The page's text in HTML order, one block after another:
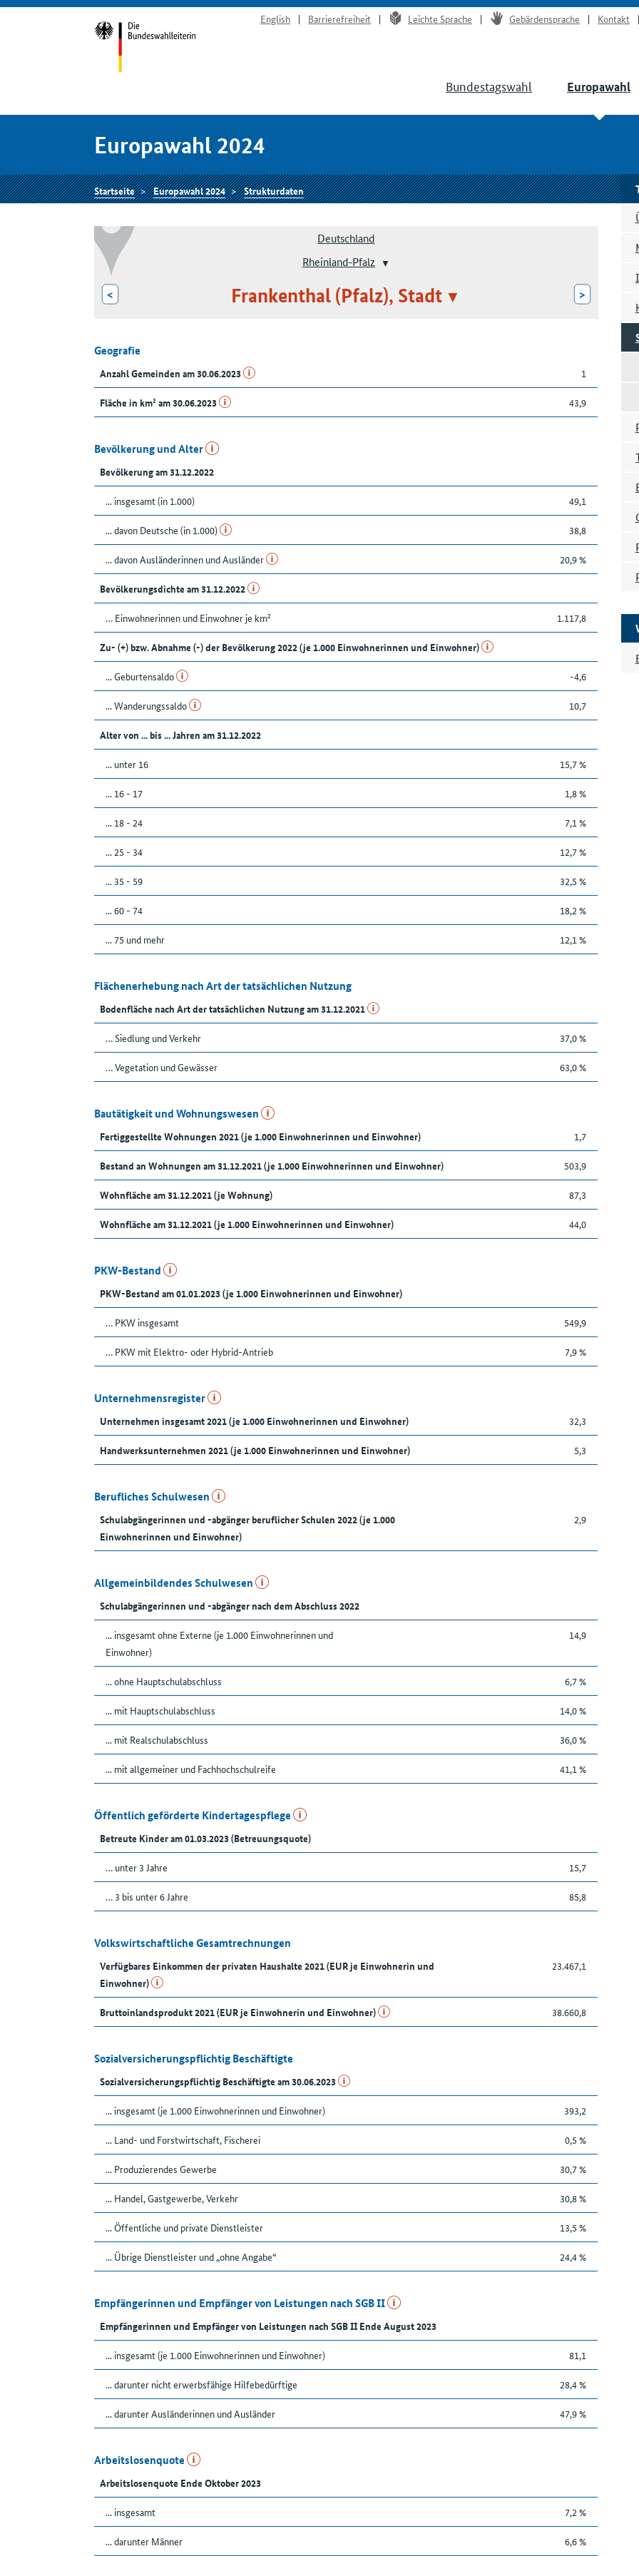
English Barrierefreiheit Leichte Sprache Gebärdensprache Kontakt
Bundestagswahl Europawahl
Europawahl 2024
Startseite Europawahl 2024 Strukturdaten
Deutschland
Rheinland-Pfalz
< Frankenthal (Pfalz), Stadt >
Geografie
Anzahl Gemeinden am 30.06.2023 1
Fläche in km² am 30.06.2023 43,9
Bevölkerung und Alter
Bevölkerung am 31.12.2022
... insgesamt (in 1.000) 49,1
... davon Deutsche (in 1.000) 38,8
... davon Ausländerinnen und Ausländer 20,9 %
Bevölkerungsdichte am 31.12.2022
… Einwohnerinnen und Einwohner je km² 1.117,8
Zu- (+) bzw. Abnahme (-) der Bevölkerung 2022 (je 1.000 Einwohnerinnen und Einwohner)
... Geburtensaldo -4,6
... Wanderungssaldo 10,7
Alter von ... bis ... Jahren am 31.12.2022
... unter 16 15,7 %
... 16 - 17 1,8 %
... 18 - 24 7,1 %
... 25 - 34 12,7 %
... 35 - 59 32,5 %
... 60 - 74 18,2 %
... 75 und mehr 12,1 %
Flächenerhebung nach Art der tatsächlichen Nutzung
Bodenfläche nach Art der tatsächlichen Nutzung am 31.12.2021
… Siedlung und Verkehr 37,0 %
… Vegetation und Gewässer 63,0 %
Bautätigkeit und Wohnungswesen
Fertiggestellte Wohnungen 2021 (je 1.000 Einwohnerinnen und Einwohner) 1,7
Bestand an Wohnungen am 31.12.2021 (je 1.000 Einwohnerinnen und Einwohner) 503,9
Wohnfläche am 31.12.2021 (je Wohnung) 87,3
Wohnfläche am 31.12.2021 (je 1.000 Einwohnerinnen und Einwohner) 44,0
PKW-Bestand
PKW-Bestand am 01.01.2023 (je 1.000 Einwohnerinnen und Einwohner)
… PKW insgesamt 549,9
… PKW mit Elektro- oder Hybrid-Antrieb 7,9 %
Unternehmensregister
Unternehmen insgesamt 2021 (je 1.000 Einwohnerinnen und Einwohner) 32,3
Handwerksunternehmen 2021 (je 1.000 Einwohnerinnen und Einwohner) 5,3
Berufliches Schulwesen
Schulabgängerinnen und -abgänger beruflicher Schulen 2022 (je 1.000
Einwohnerinnen und Einwohner)
2,9
Allgemeinbildendes Schulwesen
Schulabgängerinnen und -abgänger nach dem Abschluss 2022
... insgesamt ohne Externe (je 1.000 Einwohnerinnen und
Einwohner)
14,9
... ohne Hauptschulabschluss 6,7 %
... mit Hauptschulabschluss 14,0 %
... mit Realschulabschluss 36,0 %
... mit allgemeiner und Fachhochschulreife 41,1 %
Öffentlich geförderte Kindertagespflege
Betreute Kinder am 01.03.2023 (Betreuungsquote)
… unter 3 Jahre 15,7
… 3 bis unter 6 Jahre 85,8
Volkswirtschaftliche Gesamtrechnungen
Verfügbares Einkommen der privaten Haushalte 2021 (EUR je Einwohnerin und
Einwohner)
23.467,1
Bruttoinlandsprodukt 2021 (EUR je Einwohnerin und Einwohner) 38.660,8
Sozialversicherungspflichtig Beschäftigte
Sozialversicherungspflichtig Beschäftigte am 30.06.2023
... insgesamt (je 1.000 Einwohnerinnen und Einwohner) 393,2
... Land- und Forstwirtschaft, Fischerei 0,5 %
... Produzierendes Gewerbe 30,7 %
... Handel, Gastgewerbe, Verkehr 30,8 %
... Öffentliche und private Dienstleister 13,5 %
... Übrige Dienstleister und „ohne Angabe“ 24,4 %
Empfängerinnen und Empfänger von Leistungen nach SGB II
Empfängerinnen und Empfänger von Leistungen nach SGB II Ende August 2023
... insgesamt (je 1.000 Einwohnerinnen und Einwohner) 81,1
... darunter nicht erwerbsfähige Hilfebedürftige 28,4 %
... darunter Ausländerinnen und Ausländer 47,9 %
Arbeitslosenquote
Arbeitslosenquote Ende Oktober 2023
... insgesamt 7,2 %
... darunter Männer 6,6 %